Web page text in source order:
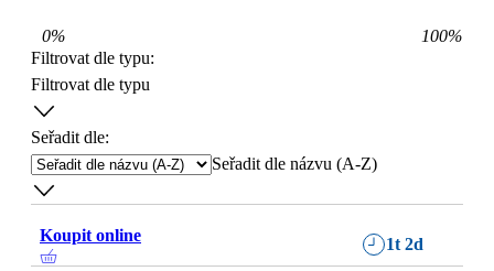
0% 100%
Filtrovat dle typu:
Filtrovat dle typu
Seřadit dle:
Seřadit dle názvu (A-Z)
Koupit online 1t 2d